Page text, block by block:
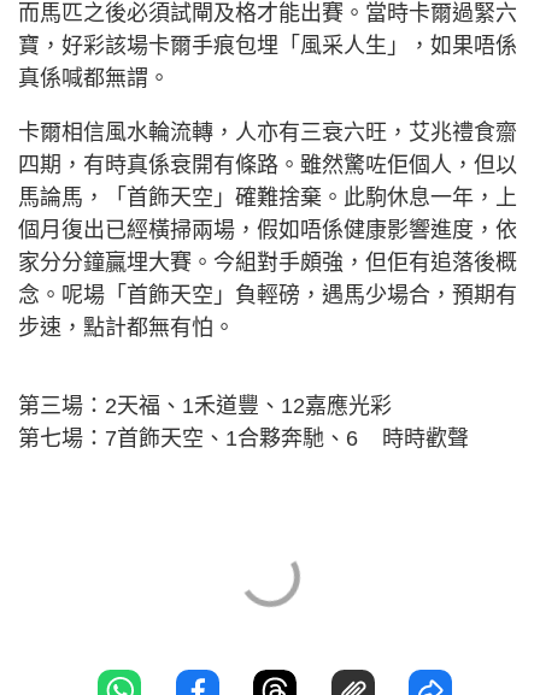
而馬匹之後必須試閘及格才能出賽。當時卡爾過緊六
寶，好彩該場卡爾手痕包埋「風采人生」，如果唔係
真係喊都無謂。
卡爾相信風水輪流轉，人亦有三衰六旺，艾兆禮食齋
四期，有時真係衰開有條路。雖然驚咗佢個人，但以
馬論馬，「首飾天空」確難捨棄。此駒休息一年，上
個月復出已經橫掃兩場，假如唔係健康影響進度，依
家分分鐘贏埋大賽。今組對手頗強，但佢有追落後概
念。呢場「首飾天空」負輕磅，遇馬少場合，預期有
步速，點計都無有怕。
第三場：2天福、1禾道豐、12嘉應光彩
第七場：7首飾天空、1合夥奔馳、6 時時歡聲